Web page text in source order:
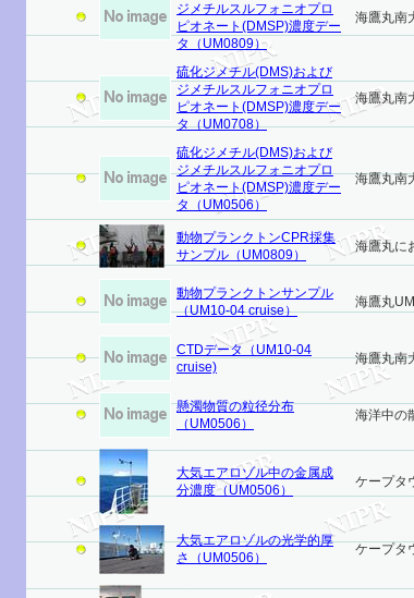
ジメチルスルフォニオプロ
ピオネート(DMSP)濃度デー
タ（UM0809）
海鷹丸南
硫化ジメチル(DMS)および
ジメチルスルフォニオプロ
ピオネート(DMSP)濃度デー
タ（UM0708）
海鷹丸南
硫化ジメチル(DMS)および
ジメチルスルフォニオプロ
ピオネート(DMSP)濃度デー
タ（UM0506）
海鷹丸南
動物プランクトンCPR採集
サンプル（UM0809）
海鷹丸に
動物プランクトンサンプル
（UM10-04 cruise）
海鷹丸
CTDデータ（UM10-04
cruise)
海鷹丸南
懸濁物質の粒径分布
（UM0506）
海洋中の
大気エアロゾル中の金属成
分濃度（UM0506）
ケープタ
大気エアロゾルの光学的厚
さ（UM0506）
ケープタ